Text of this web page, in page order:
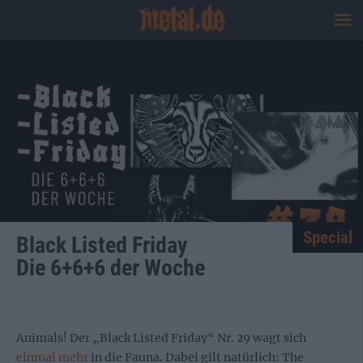
Black Listed Friday
Die 6+6+6 der Woche
Special
Animals! Der „Black Listed Friday“ Nr. 29 wagt sich
einmal mehr in die Fauna. Dabei gilt natürlich: The